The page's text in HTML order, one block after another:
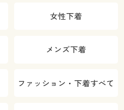
女性下着
メンズ下着
ファッション・下着すべて